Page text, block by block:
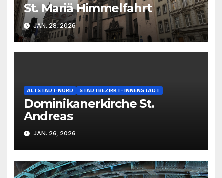
St. Mariä Himmelfahrt
JAN. 28, 2026
ALTSTADT-NORD STADTBEZIRK 1 - INNENSTADT
Dominikanerkirche St.
Andreas
JAN. 26, 2026